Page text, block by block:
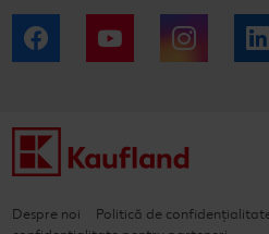
Facebook YouTube
Despre noi Politică de